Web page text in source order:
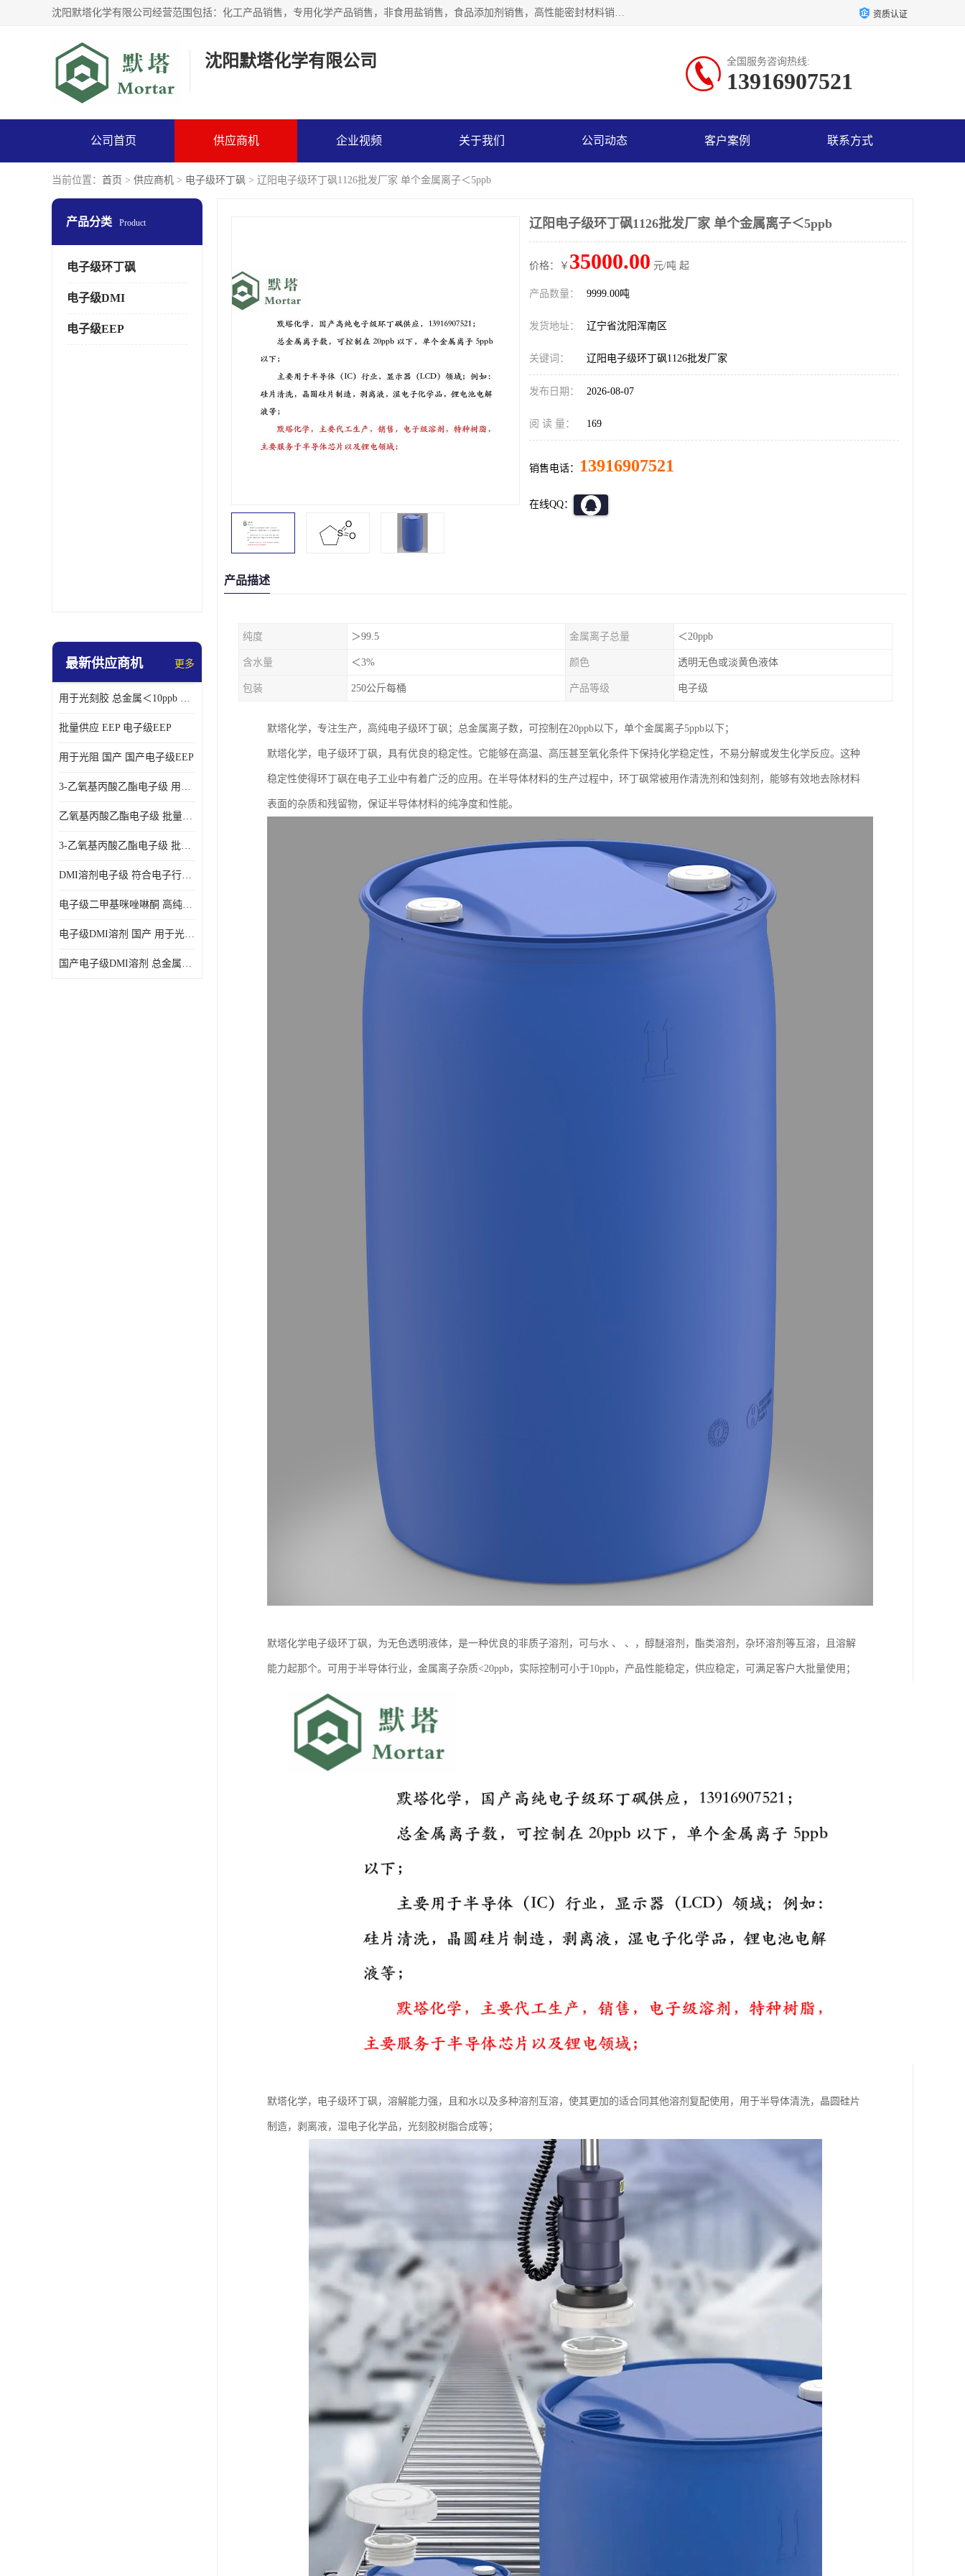
沈阳默塔化学有限公司经营范围包括：化工产品销售，专用化学产品销售，非食用盐销售，食品添加剂销售，高性能密封材料销售，涂料销售，合成材料销售，工程塑料及合成树脂销售等；主要产品有高纯电子级环丁砜，总金属离子可控制在ppb级别、纯度高、颜色浅、耐高温分解时间长，特别适合于半导体制造，硅片晶圆制造，清洗湿电子化学品，锂电池电解液，电子油墨，特种材料等高端行业；也适用于医药合成。 资质认证
沈阳默塔化学有限公司 全国服务咨询热线:
13916907521
公司首页 供应商机 企业视频 关于我们 公司动态 客户案例 联系方式
当前位置： 首页 > 供应商机 > 电子级环丁砜 > 辽阳电子级环丁砜1126批发厂家 单个金属离子＜5ppb
产品分类 Product
电子级环丁砜
电子级DMI
电子级EEP
最新供应商机 更多
用于光刻胶 总金属＜10ppb 电子级EEP溶剂
批量供应 EEP 电子级EEP
用于光阻 国产 国产电子级EEP
3-乙氧基丙酸乙酯电子级 用于剥离液 国产
乙氧基丙酸乙酯电子级 批量供应 电子级
3-乙氧基丙酸乙酯电子级 批量供应
DMI溶剂电子级 符合电子行业要求
电子级二甲基咪唑啉酮 高纯度 用于光阻
电子级DMI溶剂 国产 用于光刻胶
国产电子级DMI溶剂 总金属小于20ppb 用于半导体清洗
辽阳电子级环丁砜1126批发厂家 单个金属离子＜5ppb
价格：￥ 35000.00 元/吨 起
产品数量： 9999.00吨
发货地址： 辽宁省沈阳浑南区
关键词： 辽阳电子级环丁砜1126批发厂家
发布日期： 2026-08-07
阅 读 量： 169
销售电话： 13916907521
在线QQ：
产品描述
纯度 ＞99.5 金属离子总量 ＜20ppb
含水量 ＜3% 颜色 透明无色或淡黄色液体
包装 250公斤每桶 产品等级 电子级
默塔化学，专注生产，高纯电子级环丁砜；总金属离子数，可控制在20ppb以下，单个金属离子5ppb以下；
默塔化学，电子级环丁砜，具有优良的稳定性。它能够在高温、高压甚至氧化条件下保持化学稳定性，不易分解或发生化学反应。这种
稳定性使得环丁砜在电子工业中有着广泛的应用。在半导体材料的生产过程中，环丁砜常被用作清洗剂和蚀刻剂，能够有效地去除材料
表面的杂质和残留物，保证半导体材料的纯净度和性能。
默塔化学电子级环丁砜，为无色透明液体，是一种优良的非质子溶剂，可与水 、 、，醇醚溶剂，酯类溶剂，杂环溶剂等互溶，且溶解
能力起那个。可用于半导体行业，金属离子杂质<20ppb，实际控制可小于10ppb，产品性能稳定，供应稳定，可满足客户大批量使用；
默塔化学，电子级环丁砜，溶解能力强，且和水以及多种溶剂互溶，使其更加的适合同其他溶剂复配使用，用于半导体清洗，晶圆硅片
制造，剥离液，湿电子化学品，光刻胶树脂合成等；